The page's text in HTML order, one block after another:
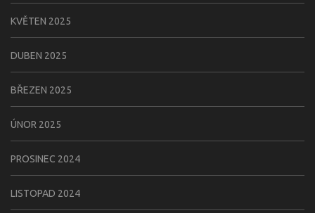
KVĚTEN 2025
DUBEN 2025
BŘEZEN 2025
ÚNOR 2025
PROSINEC 2024
LISTOPAD 2024